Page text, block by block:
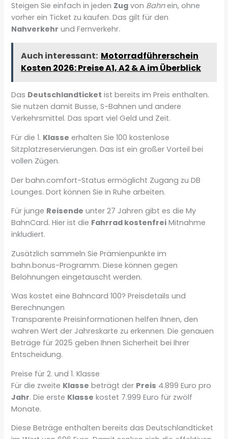
Steigen Sie einfach in jeden Zug von Bahnein, ohne
vorher ein Ticket zu kaufen. Das gilt für den
Nahverkehr und Fernverkehr.
Auch interessant: Motorradführerschein
Kosten 2026: Preise A1, A2 & A im Überblick
Das Deutschlandticket ist bereits im Preis enthalten.
Sie nutzen damit Busse, S-Bahnen und andere
Verkehrsmittel. Das spart viel Geld und Zeit.
Für die 1. Klasse erhalten Sie 100 kostenlose
Sitzplatzreservierungen. Das ist ein großer Vorteil bei
vollen Zügen.
Der bahn.comfort-Status ermöglicht Zugang zu DB
Lounges. Dort können Sie in Ruhe arbeiten.
Für junge Reisende unter 27 Jahren gibt es die My
BahnCard. Hier ist die Fahrrad kostenfrei Mitnahme
inkludiert.
Zusätzlich sammeln Sie Prämienpunkte im
bahn.bonus-Programm. Diese können gegen
Belohnungen eingetauscht werden.
Was kostet eine Bahncard 100? Preisdetails und
Berechnungen
Transparente Preisinformationen helfen Ihnen, den
wahren Wert der Jahreskarte zu erkennen. Die genauen
Beträge für 2025 geben Ihnen Sicherheit bei Ihrer
Entscheidung.
Preise für 2. und 1. Klasse
Für die zweite Klasse beträgt der Preis 4.899 Euro pro
Jahr. Die erste Klasse kostet 7.999 Euro für zwölf
Monate.
Diese Beträge enthalten bereits das Deutschlandticket